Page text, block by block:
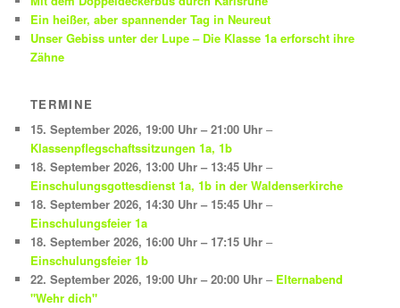
Ein heißer, aber spannender Tag in Neureut
Unser Gebiss unter der Lupe – Die Klasse 1a erforscht ihre
Zähne
TERMINE
15. September 2026, 19:00 Uhr – 21:00 Uhr –
Klassenpflegschaftssitzungen 1a, 1b
18. September 2026, 13:00 Uhr – 13:45 Uhr –
Einschulungsgottesdienst 1a, 1b in der Waldenserkirche
18. September 2026, 14:30 Uhr – 15:45 Uhr –
Einschulungsfeier 1a
18. September 2026, 16:00 Uhr – 17:15 Uhr –
Einschulungsfeier 1b
22. September 2026, 19:00 Uhr – 20:00 Uhr – Elternabend
"Wehr dich"